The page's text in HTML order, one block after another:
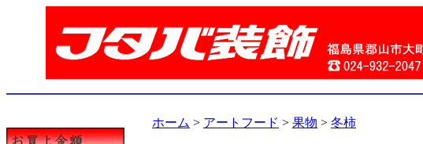
ホーム > アートフード > 果物 > 冬柿